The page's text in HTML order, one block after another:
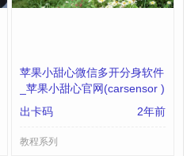
苹果小甜心微信多开分身软件
_苹果小甜心官网(carsensor )
出卡码
2年前
教程系列